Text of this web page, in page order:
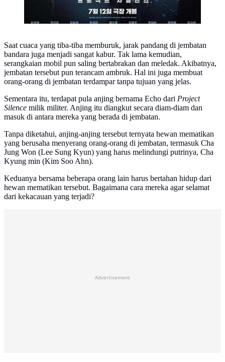
Saat cuaca yang tiba-tiba memburuk, jarak pandang di jembatan
bandara juga menjadi sangat kabur. Tak lama kemudian,
serangkaian mobil pun saling bertabrakan dan meledak. Akibatnya,
jembatan tersebut pun terancam ambruk. Hal ini juga membuat
orang-orang di jembatan terdampar tanpa tujuan yang jelas.
Sementara itu, terdapat pula anjing bernama Echo dari Project
Silence milik militer. Anjing itu diangkut secara diam-diam dan
masuk di antara mereka yang berada di jembatan.
Tanpa diketahui, anjing-anjing tersebut ternyata hewan mematikan
yang berusaha menyerang orang-orang di jembatan, termasuk Cha
Jung Won (Lee Sung Kyun) yang harus melindungi putrinya, Cha
Kyung min (Kim Soo Ahn).
Keduanya bersama beberapa orang lain harus bertahan hidup dari
hewan mematikan tersebut. Bagaimana cara mereka agar selamat
dari kekacauan yang terjadi?
Advertisement